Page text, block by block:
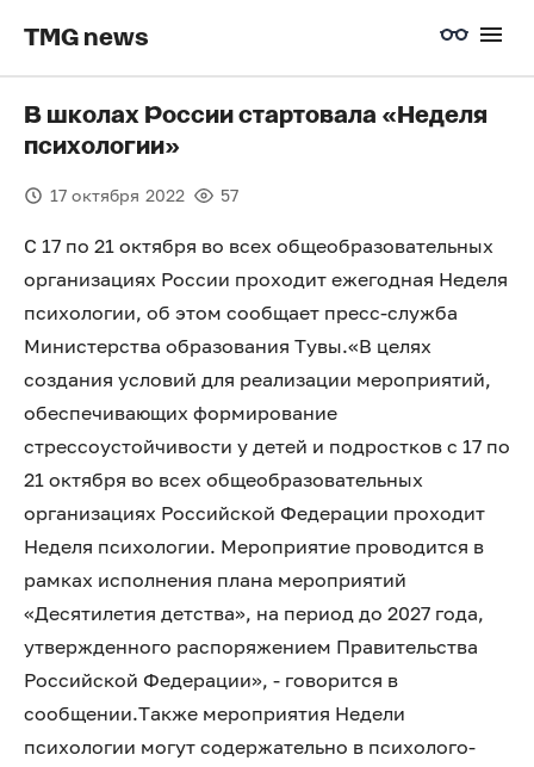
TMG news
В школах России стартовала «Неделя
психологии»
17 октября 2022 57
С 17 по 21 октября во всех общеобразовательных
организациях России проходит ежегодная Неделя
психологии, об этом сообщает пресс-служба
Министерства образования Тувы.«В целях
создания условий для реализации мероприятий,
обеспечивающих формирование
стрессоустойчивости у детей и подростков с 17 по
21 октября во всех общеобразовательных
организациях Российской Федерации проходит
Неделя психологии. Мероприятие проводится в
рамках исполнения плана мероприятий
«Десятилетия детства», на период до 2027 года,
утвержденного распоряжением Правительства
Российской Федерации», - говорится в
сообщении.Также мероприятия Недели
психологии могут содержательно в психолого-